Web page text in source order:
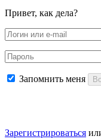
Привет, как дела?
Запомнить меня
Зарегистрироваться